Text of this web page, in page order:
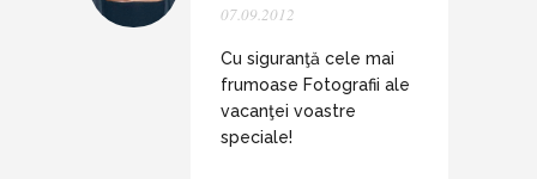
07.09.2012
Cu siguranţă cele mai
frumoase Fotografii ale
vacanţei voastre
speciale!